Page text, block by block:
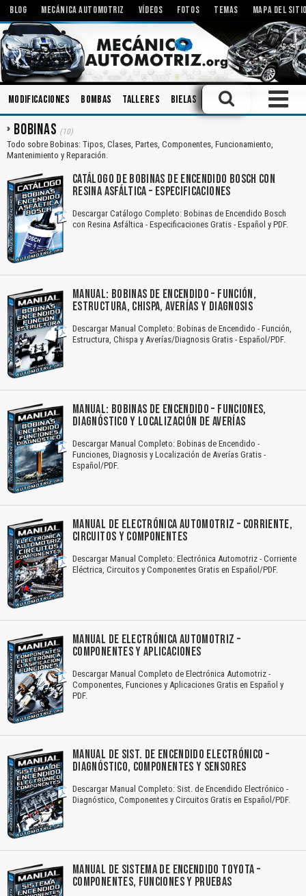
BLOG MECÁNICA AUTOMOTRIZ VÍDEOS FOTOS TEMAS MAPA DEL
Modificaciones Bombas Talleres Bielas Aceites Tecnologías
BOBINAS (10)
Todo sobre Bobinas: Tipos, Clases, Partes, Componentes, Funcionamiento,
Mantenimiento y Reparación.
CATÁLOGO DE BOBINAS DE ENCENDIDO BOSCH CON
RESINA ASFÁLTICA – ESPECIFICACIONES
Descargar Catálogo Completo: Bobinas de Encendido Bosch
con Resina Asfáltica - Especificaciones Gratis - Español y PDF.
MANUAL: BOBINAS DE ENCENDIDO – FUNCIÓN,
ESTRUCTURA, CHISPA, AVERÍAS Y DIAGNOSIS
Descargar Manual Completo: Bobinas de Encendido - Función,
Estructura, Chispa y Averías/Diagnosis Gratis - Español/PDF.
MANUAL: BOBINAS DE ENCENDIDO – FUNCIONES,
DIAGNÓSTICO Y LOCALIZACIÓN DE AVERÍAS
Descargar Manual Completo: Bobinas de Encendido -
Funciones, Diagnosis y Localización de Averías Gratis -
Español/PDF.
MANUAL DE ELECTRÓNICA AUTOMOTRIZ – CORRIENTE,
CIRCUITOS Y COMPONENTES
Descargar Manual Completo: Electrónica Automotriz - Corriente
Eléctrica, Circuitos y Componentes Gratis en Español/PDF.
MANUAL DE ELECTRÓNICA AUTOMOTRIZ –
COMPONENTES Y APLICACIONES
Descargar Manual Completo de Electrónica Automotriz -
Componentes, Funciones y Aplicaciones Gratis en Español y
PDF.
MANUAL DE SIST. DE ENCENDIDO ELECTRÓNICO –
DIAGNÓSTICO, COMPONENTES Y SENSORES
Descargar Manual Completo: Sist. de Encendido Electrónico -
Diagnóstico, Componentes y Circuitos Gratis en Español/PDF.
MANUAL DE SISTEMA DE ENCENDIDO TOYOTA –
COMPONENTES, FUNCIONES Y PRUEBAS